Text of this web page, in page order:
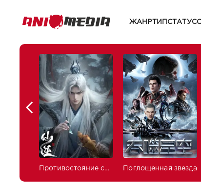
ЖАНРТИП СТАТУС
Противостояние святого Поглощенная звезда